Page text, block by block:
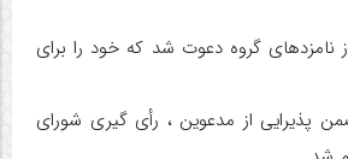
گروه دعوت شد که خود را برای
پذیرایی از مدعوین ، رأی گیری شورای